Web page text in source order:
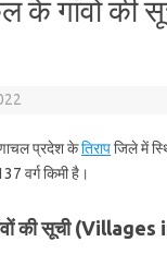
के गांवों की
प्रदेश केतिरापजिले में
वर्ग किमी है।
की सूची